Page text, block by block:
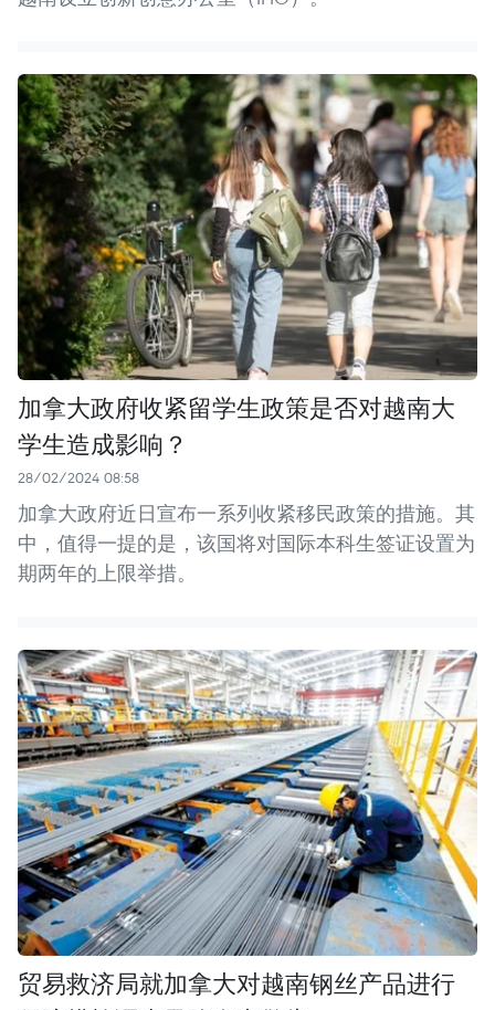
加拿大政府收紧留学生政策是否对越南大
学生造成影响？
28/02/2024 08:58
加拿大政府近日宣布一系列收紧移民政策的措施。其
中，值得一提的是，该国将对国际本科生签证设置为
期两年的上限举措。
贸易救济局就加拿大对越南钢丝产品进行